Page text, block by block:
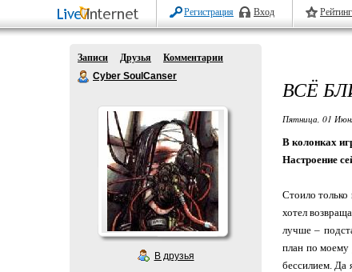
Регистрация Вход
Записи Друзья
Комментарии
Cyber SoulCanser
В друзья
ВСЁ
Пятница, 01
В колонках
Настроение
Стоило только
хотел
лучше –
план по моему
бессилием. Да